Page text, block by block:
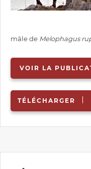
mâle de Melophagus
VOIR LA
TÉLÉCHARGER